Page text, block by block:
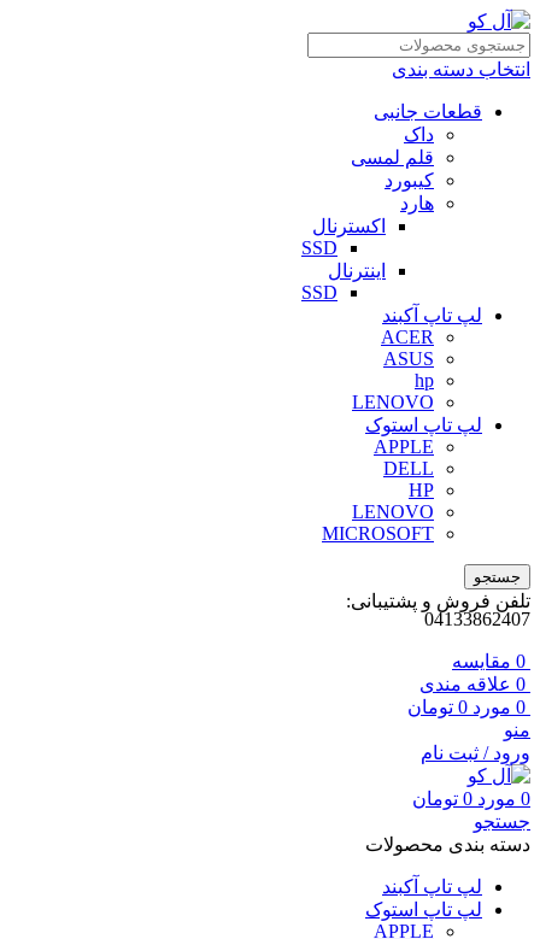
انتخاب دسته بندی
قطعات جانبی
داک
قلم لمسی
کیبورد
هارد
اکسترنال
SSD
اینترنال
SSD
لپ تاپ آکبند
ACER
ASUS
hp
LENOVO
لپ تاپ استوک
APPLE
DELL
HP
LENOVO
MICROSOFT
جستجو
تلفن فروش و پشتیبانی:
04133862407
0 مقايسه
0 علاقه مندی
0 مورد 0 تومان
منو
ورود / ثبت نام
0 مورد 0 تومان
جستجو
دسته بندی محصولات
لپ تاپ آکبند
لپ تاپ استوک
APPLE